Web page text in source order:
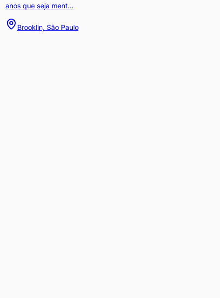
anos que seja ment...
Brooklin, São Paulo